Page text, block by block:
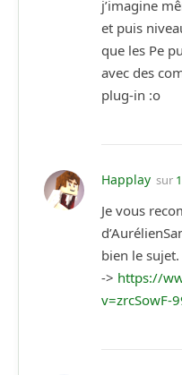
j’imagine
et puis
que les Pe
avec des
plug-in :o
Happlay sur
Je vous
bien le sujet.
-> https://
v=zrcSowF-